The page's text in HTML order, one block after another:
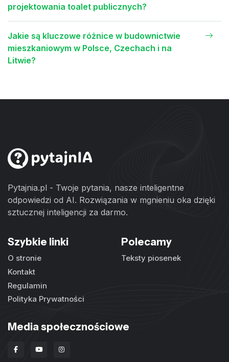
projektowania toalet publicznych?
Jakie są kluczowe różnice w budownictwie
mieszkaniowym w Polsce, Czechach i na
Litwie?
Pytajnia.pl - Twoje pytania, nasze inteligentne
odpowiedzi od AI. Rozwiązania w mgnieniu oka dzięki
sztucznej inteligencji za darmo.
Szybkie linki
O stronie
Kontakt
Regulamin
Polityka Prywatności
Polecamy
Teksty piosenek
Media społecznościowe